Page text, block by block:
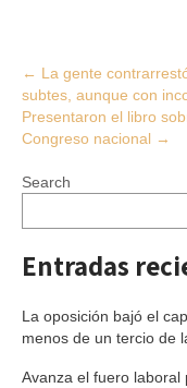
Post
navigation
← La gente
subtes, aunque con
Presentaron el libro
Congreso nacional →
Search
Entradas
La oposición bajó el
menos de un tercio de
Avanza el fuero laboral